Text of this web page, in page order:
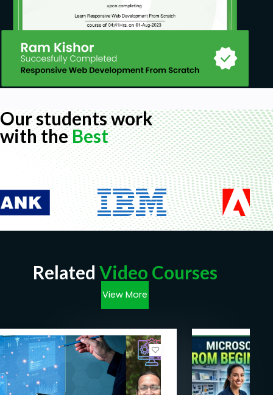
Our students work
with theBest
Related Video Courses
View More